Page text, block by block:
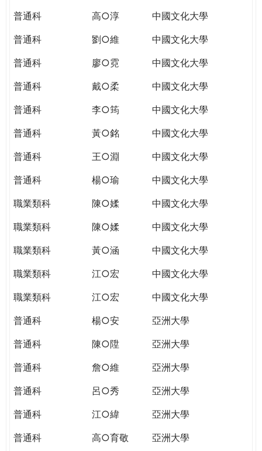
普通科
高○淳
中國文化大學
普通科
劉○維
中國文化大學
普通科
廖○霓
中國文化大學
普通科
戴○柔
中國文化大學
普通科
李○筠
中國文化大學
普通科
黃○銘
中國文化大學
普通科
王○淵
中國文化大學
普通科
楊○瑜
中國文化大學
職業類科
陳○媃
中國文化大學
職業類科
陳○媃
中國文化大學
職業類科
黃○涵
中國文化大學
職業類科
江○宏
中國文化大學
職業類科
江○宏
中國文化大學
普通科
楊○安
亞洲大學
普通科
陳○陞
亞洲大學
普通科
詹○維
亞洲大學
普通科
呂○秀
亞洲大學
普通科
江○緯
亞洲大學
普通科
高○育敬
亞洲大學